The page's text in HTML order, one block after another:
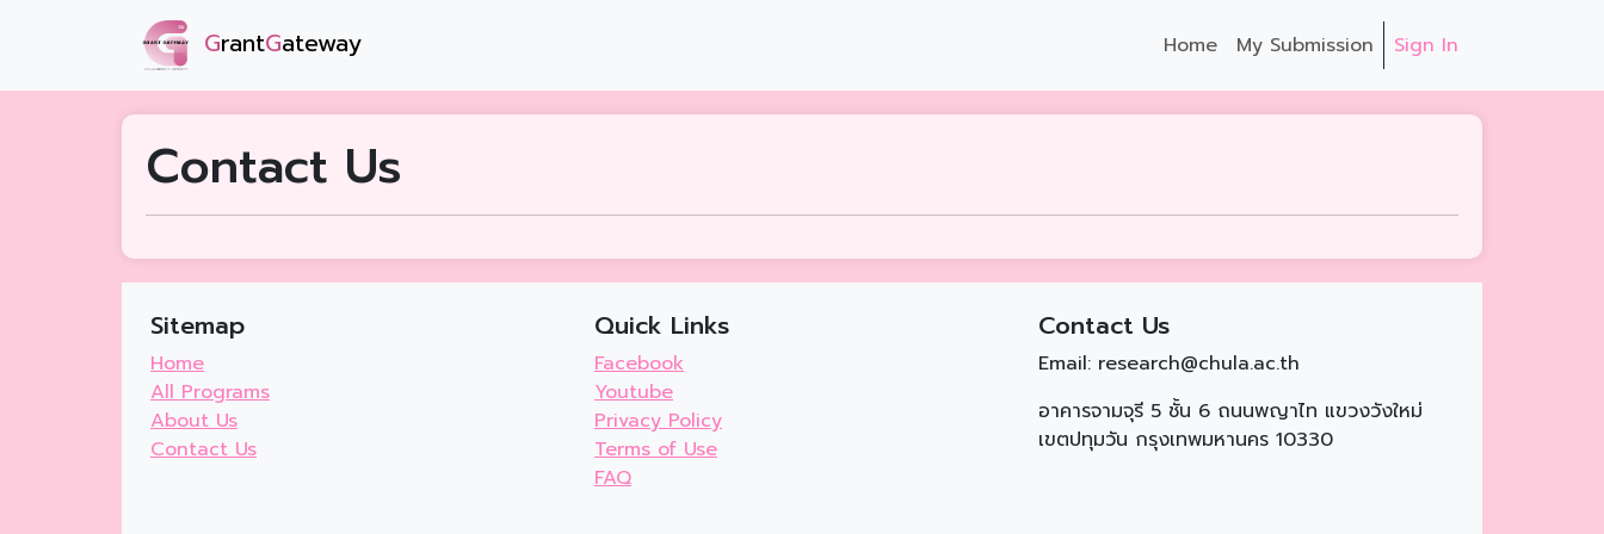
GrantGateway Home My Submission Sign In
Contact Us
Sitemap
Home
All Programs
About Us
Contact Us
Quick Links
Facebook
Youtube
Privacy Policy
Terms of Use
FAQ
Contact Us
Email: research@chula.ac.th
อาคารจามจุรี 5 ชั้น 6 ถนนพญาไท แขวงวังใหม่
เขตปทุมวัน กรุงเทพมหานคร 10330